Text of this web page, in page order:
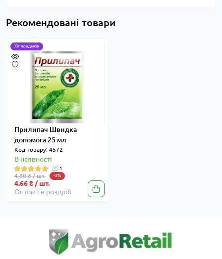
Рекомендовані товари
Хіт продажів
Прилипач Швидка
допомога 25 мл
Код товару: 4572
В наявності
1
4.80 ₴ / шт. -3%
4.66 ₴ / шт.
Оптом і в роздріб